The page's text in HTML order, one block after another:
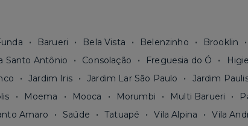
Barueri Bela Vista Belenzinho Brooklin
Santo Antônio Consolação Freguesia do Ó
Jardim Iris Jardim Lar São Paulo Jardim
Moema Mooca Morumbi Multi Barueri
Amaro Saúde Tatuapé Vila Alpina Vila